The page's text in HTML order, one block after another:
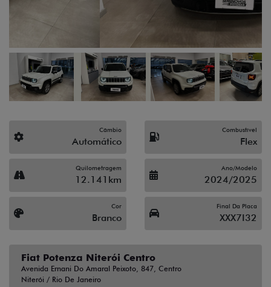
Câmbio
Automático
Combustível
Flex
Quilometragem
12.141km
Ano/Modelo
2024/2025
Cor
Branco
Final Da Placa
XXX7I32
Fiat Potenza Niterói Centro
Avenida Ernani Do Amaral Peixoto, 847, Centro
Niterói / Rio De Janeiro